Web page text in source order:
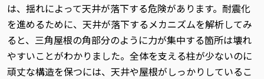
は、揺れによって天井が落下する危険があります。耐震化
を進めるために、天井が落下するメカニズムを解析してみ
ると、三角屋根の角部分のように力が集中する箇所は壊れ
やすいことがわかりました。全体を支える柱が少ないのに
頑丈な構造を保つには、天井や屋根がしっかりしているこ